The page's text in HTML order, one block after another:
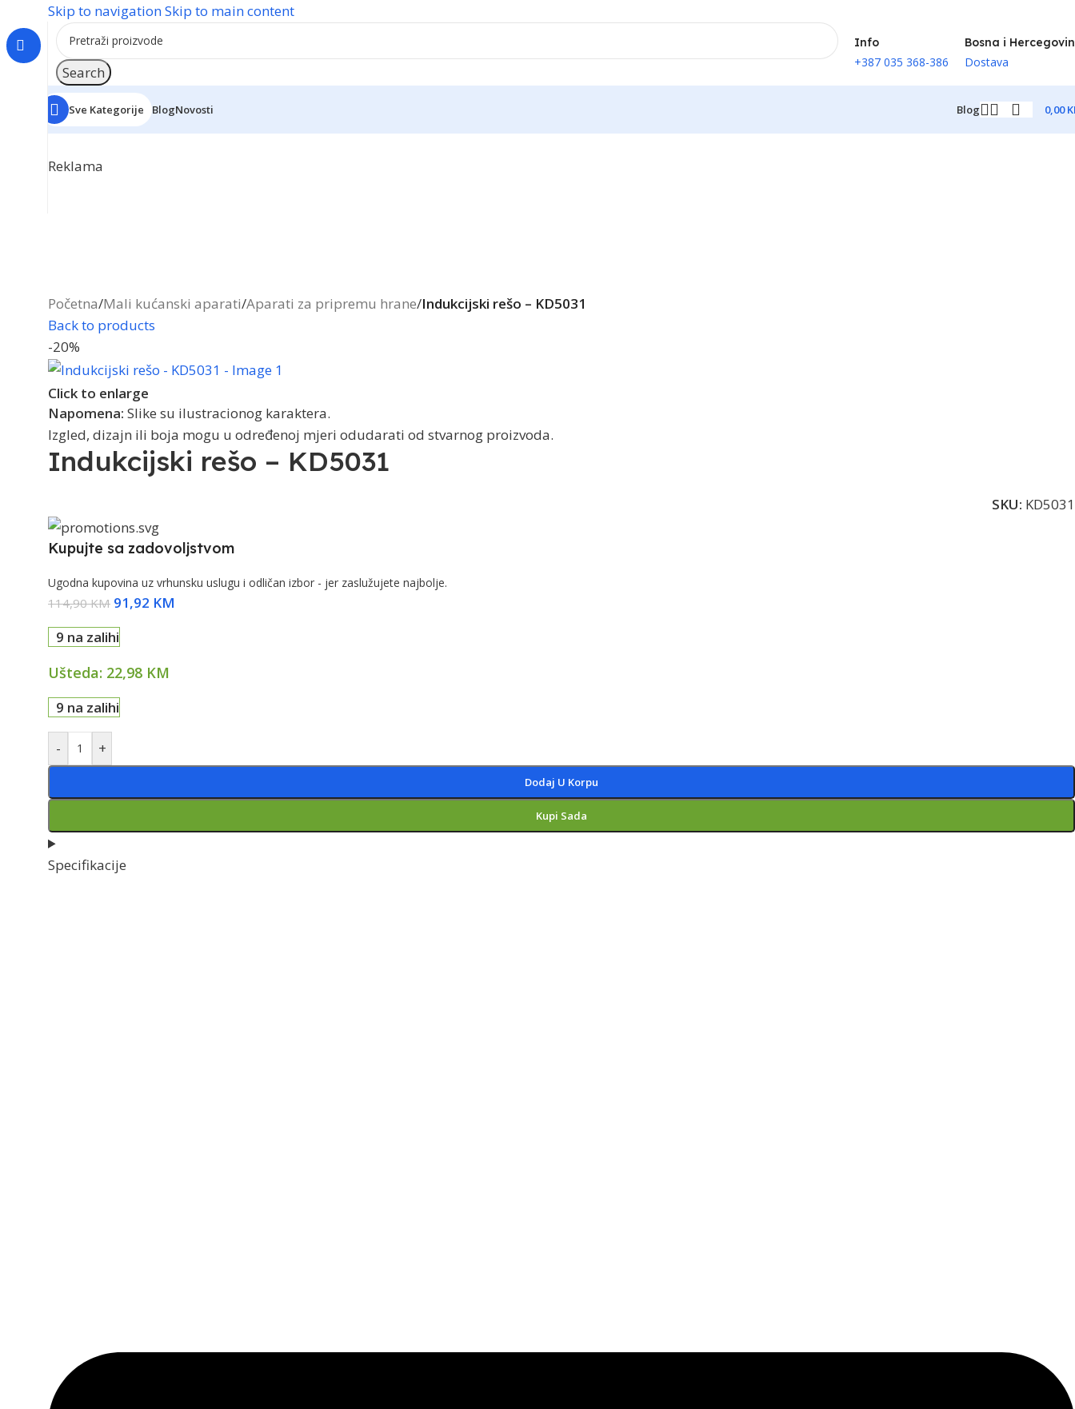
Skip to navigationSkip to main content
Search
Info
+387 035 368-386
Bosna i
Dostava
Sve Kategorije BlogNovosti Blog 0,00
Reklama
Početna/Mali kućanski aparati/Aparati za pripremu hrane/Indukcijski rešo – KD5031
Back to products
-20%
Click to enlarge
Napomena: Slike su ilustracionog karaktera.
Izgled, dizajn ili boja mogu u određenoj mjeri odudarati od stvarnog proizvoda.
Indukcijski rešo – KD5031
SKU: KD5031
Kupujte sa zadovoljstvom
Ugodna kupovina uz vrhunsku uslugu i odličan izbor - jer zaslužujete najbolje.
114,90KM 91,92 KM
9 na zalihi
Ušteda: 22,98 KM
9 na zalihi
- +
Dodaj U Korpu
Kupi Sada
Specifikacije